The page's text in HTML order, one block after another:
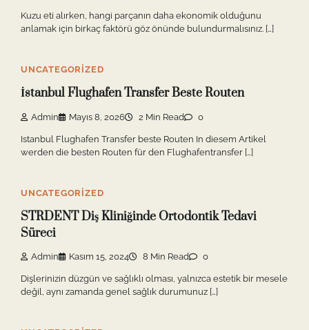
Kuzu eti alırken, hangi parçanın daha ekonomik olduğunu
anlamak için birkaç faktörü göz önünde bulundurmalısınız. […]
UNCATEGORIZED
İstanbul Flughafen Transfer Beste Routen
Admin Mayıs 8, 2026 2 Min Read 0
Istanbul Flughafen Transfer beste Routen In diesem Artikel
werden die besten Routen für den Flughafentransfer […]
UNCATEGORIZED
STRDENT Diş Kliniğinde Ortodontik Tedavi
Süreci
Admin Kasım 15, 2024 8 Min Read 0
Dişlerinizin düzgün ve sağlıklı olması, yalnızca estetik bir mesele
değil, aynı zamanda genel sağlık durumunuz […]